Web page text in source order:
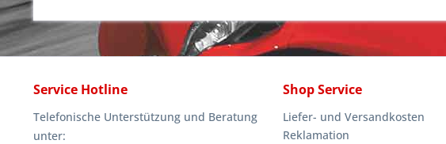
Service Hotline
Telefonische Unterstützung und Beratung
unter:
Shop Service
Liefer- und Versandkosten
Reklamation